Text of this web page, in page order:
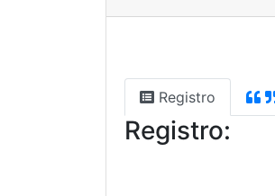
Registro
Registro: